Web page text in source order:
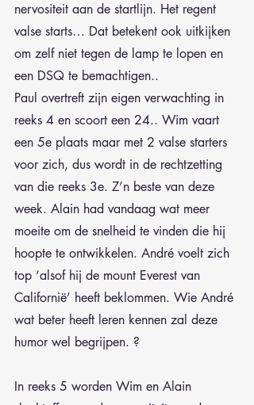
nervositeit aan de startlijn. Het regent
valse starts… Dat betekent ook uitkijken
om zelf niet tegen de lamp te lopen en
een DSQ te bemachtigen..
Paul overtreft zijn eigen verwachting in
reeks 4 en scoort een 24.. Wim vaart
een 5e plaats maar met 2 valse starters
voor zich, dus wordt in de rechtzetting
van die reeks 3e. Z’n beste van deze
week. Alain had vandaag wat meer
moeite om de snelheid te vinden die hij
hoopte te ontwikkelen. André voelt zich
top ‘alsof hij de mount Everest van
Californië’ heeft beklommen. Wie André
wat beter heeft leren kennen zal deze
humor wel begrijpen. ?
In reeks 5 worden Wim en Alain